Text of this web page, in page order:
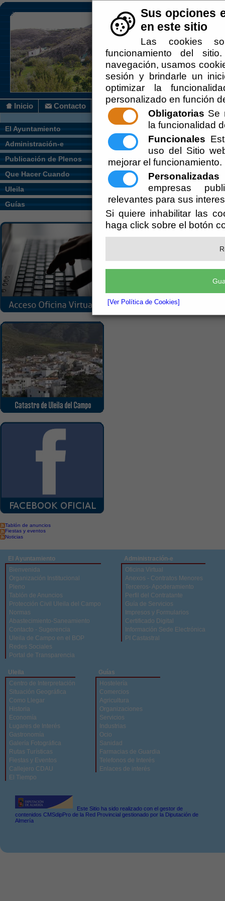
Sus opciones
en este sitio
Las cookies
funcionamiento del
navegación, usamos
sesión y brindarle un
optimizar la
personalizado en función
Obligatorias Se
la funcionalidad
Funcionales
uso del Sitio
mejorar el funcionamiento.
Personalizadas
empresas
relevantes para sus
Si quiere inhabilitar las
haga click sobre el botón
[Ver Política de Cookies]
Inicio Contacto
El Ayuntamiento
Administración-e
Publicación de Plenos
Que Hacer Cuando
Uleila
Guías
Tablón de anuncios
Fiestas y eventos
Noticias
Usted se encuentra aquí:Inicio //
Carpinterias Madera
Carpinterias Metálicas
Lacteas (Leches y Derivados)
Pasteleria y Panaderia
El Ayuntamiento
Bienvenida
Organización Institucional
Pleno
Tablón de Anuncios
Protección Civil Uleila del Campo
Normas
Abastecimiento-Saneamiento
Contacto - Sugerencia
Uleila de Campo en el BOP
Redes Sociales
Portal de Transparencia
Administración-e
Oficina Virtual
Anexos - Contratos Menores
Terceros- Apoderamiento
Perfil del Contratante
Guía de Servicios
Impresos y Formularios
Certificado Digital
Información Sede Electrónica
PI Castastral
Uleila
Centro de Interpretación
Situación Geográfica
Como Llegar
Historia
Economía
Lugares de Interés
Gastronomía
Galería Fotográfica
Rutas Turísticas
Fiestas y Eventos
Callejero CDAU
El Tiempo
Guías
Hostelería
Comercios
Agricultura
Organizaciones
Servicios
Industrias
Ocio
Sanidad
Farmacias de Guardia
Telefonos de Interés
Enlaces de interés
Este Sitio ha sido realizado con el gestor de
contenidos CMSdipPro de la Red Provincial gestionado por la Diputación de
Almería